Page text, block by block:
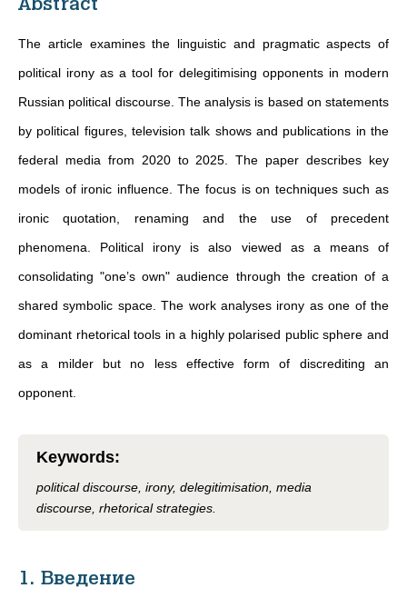
The article examines the linguistic and pragmatic aspects of
political irony as a tool for delegitimising opponents in modern
Russian political discourse. The analysis is based on statements
by political figures, television talk shows and publications in the
federal media from 2020 to 2025. The paper describes key
models of ironic influence. The focus is on techniques such as
ironic quotation, renaming and the use of precedent
phenomena. Political irony is also viewed as a means of
consolidating "one’s own" audience through the creation of a
shared symbolic space. The work analyses irony as one of the
dominant rhetorical tools in a highly polarised public sphere and
as a milder but no less effective form of discrediting an
opponent.
Keywords:
political discourse, irony, delegitimisation, media
discourse, rhetorical strategies.
1. Введение